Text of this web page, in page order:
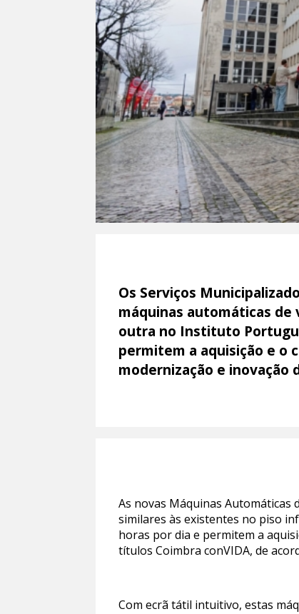
Os Serviços
máquinas automáticas de
outra no Instituto
permitem a aquisição e o
modernização e inovação
As novas Máquinas Automáticas
similares às existentes no piso
horas por dia e permitem a
títulos Coimbra conVIDA, de
Com ecrã tátil intuitivo, estas